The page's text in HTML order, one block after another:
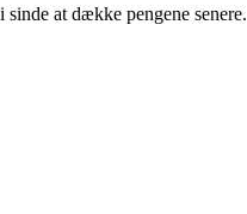
at dække pengene senere.